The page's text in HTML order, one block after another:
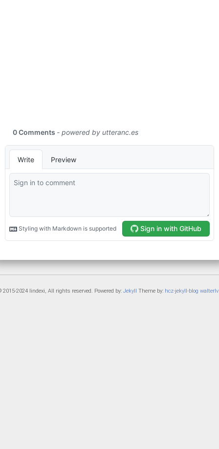
2015-2024 lindexi, All rights reserved. Powered by: Jekyll Theme by: hcz-jekyll-blog walterlv